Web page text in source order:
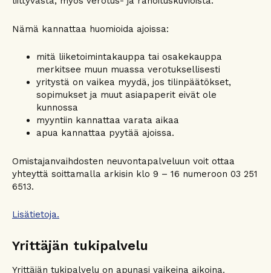
Nämä kannattaa huomioida ajoissa:
mitä liiketoimintakauppa tai osakekauppa
merkitsee muun muassa verotuksellisesti
yritystä on vaikea myydä, jos tilinpäätökset,
sopimukset ja muut asiapaperit eivät ole
kunnossa
myyntiin kannattaa varata aikaa
apua kannattaa pyytää ajoissa.
Omistajanvaihdosten neuvontapalveluun voit ottaa
yhteyttä soittamalla arkisin klo 9 – 16 numeroon 03 251
6513.
Lisätietoja.
Yrittäjän tukipalvelu
Yrittäjän tukipalvelu on apunasi vaikeina aikoina.